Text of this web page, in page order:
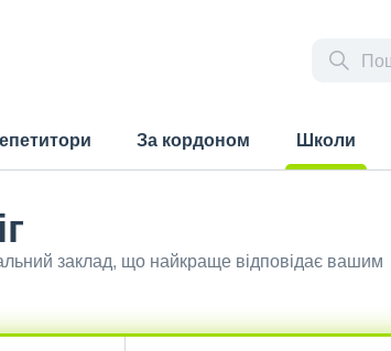
За кордоном
Школи
заклад, що найкраще відповідає вашим